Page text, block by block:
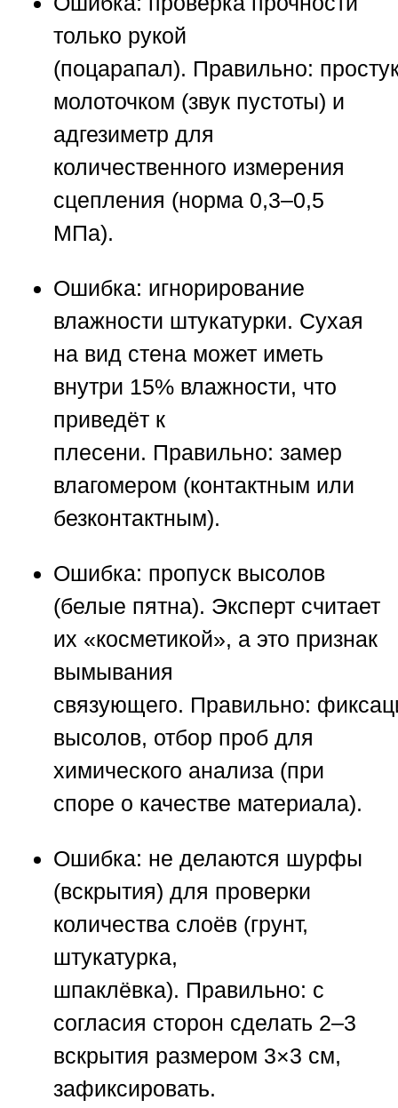
только рукой
(поцарапал). Правильно:
молоточком (звук пустоты) и
адгезиметр для
количественного измерения
сцепления (норма 0,3–0,5
МПа).
Ошибка: игнорирование
влажности штукатурки. Сухая
на вид стена может иметь
внутри 15% влажности, что
приведёт к
плесени. Правильно: замер
влагомером (контактным или
безконтактным).
Ошибка: пропуск высолов
(белые пятна). Эксперт считает
их «косметикой», а это признак
вымывания
связующего. Правильно:
высолов, отбор проб для
химического анализа (при
споре о качестве материала).
Ошибка: не делаются шурфы
(вскрытия) для проверки
количества слоёв (грунт,
штукатурка,
шпаклёвка). Правильно: с
согласия сторон сделать 2–3
вскрытия размером 3×3 см,
зафиксировать.